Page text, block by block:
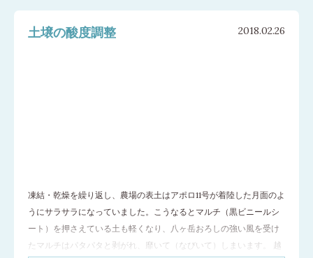
土壌の酸度調整 2018.02.26
凍結・乾燥を繰り返し、農場の表土はアポロ11号が着陸した月面のよ
うにサラサラになっていました。こうなるとマルチ（黒ビニールシ
ート）を押さえている土も軽くなり、八ヶ岳おろしの強い風を受け
たマルチはパタパタと剥がれ、靡いて（なびいて）しまいます。 越